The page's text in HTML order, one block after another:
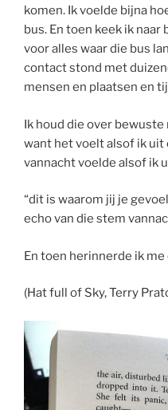
komen. Ik voelde bijna
bus. En toen keek ik
voor alles waar die bus
contact stond met
mensen en plaatsen en
Ik houd die over
want het voelt alsof ik uit
vannacht voelde alsof ik
“dit is waarom jij je
echo van die stem
En toen herinnerde ik
(Hat full of Sky, Terry